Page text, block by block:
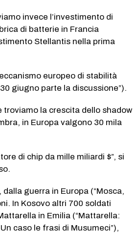
invece l’investimento di
di batterie in Francia
Stellantis nella prima
europeo di stabilità
giugno parte la discussione”).
troviamo la crescita dello shadow
in Europa valgono 30 mila
di chip da mille miliardi $”, si
guerra in Europa (“Mosca,
In Kosovo altri 700 soldati
in Emilia (“Mattarella:
caso le frasi di Musumeci”),